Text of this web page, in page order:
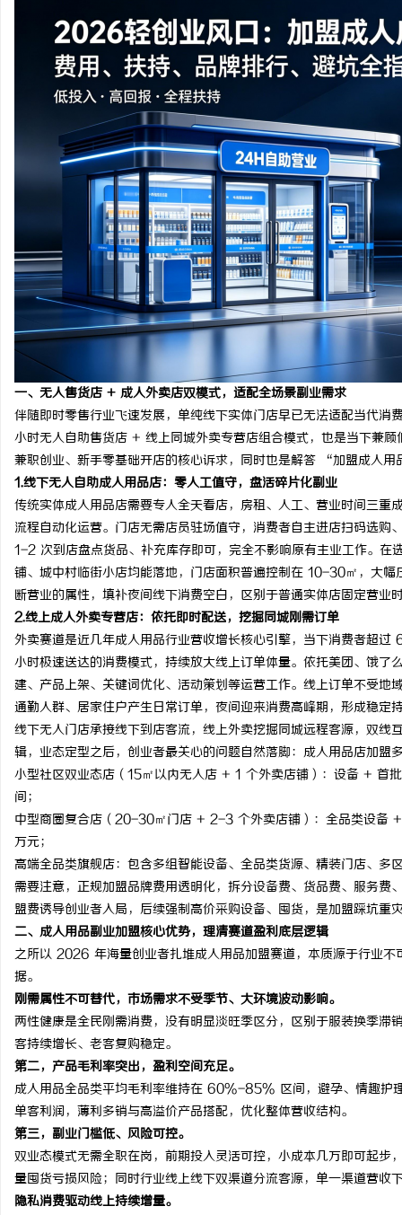
一、无人售货店 + 成人外卖店双模式，适配全场景副业需求
伴随即时零售行业飞速发展，单纯线下实体门店早已无法适配当代
小时无人自助售货店 + 线上同城外卖专营店组合模式，也是当下兼
兼职创业、新手零基础开店的核心诉求，同时也是解答 “加盟成人
1.线下无人自助成人用品店：零人工值守，盘活碎片化副业
传统实体成人用品店需要专人全天看店，房租、人工、营业时间三
流程自动化运营。门店无需店员驻场值守，消费者自主进店扫码选
1-2 次到店盘点货品、补充库存即可，完全不影响原有主业工作。在
铺、城中村临街小店均能落地，门店面积普遍控制在 10-30㎡，大
断营业的属性，填补夜间线下消费空白，区别于普通实体店固定营业
2.线上成人外卖专营店：依托即时配送，挖掘同城刚需订单
外卖赛道是近几年成人用品行业营收增长核心引擎，当下消费者超
小时极速送达的消费模式，持续放大线上订单体量。依托美团、饿
建、产品上架、关键词优化、活动策划等运营工作。线上订单不受
通勤人群、居家住户产生日常订单，夜间迎来消费高峰期，形成稳定
线下无人门店承接线下到店客流，线上外卖挖掘同城远程客源，双
辑，业态定型之后，创业者最关心的问题自然落脚：成人用品店加
小型社区双业态店（15㎡以内无人店 + 1 个外卖店铺）：设备 +
间；
中型商圈复合店（20-30㎡门店 + 2-3 个外卖店铺）：全品类设
万元；
高端全品类旗舰店：包含多组智能设备、全品类货源、精装门店、多
需要注意，正规加盟品牌费用透明化，拆分设备费、货品费、服务
盟费诱导创业者入局，后续强制高价采购设备、囤货，是加盟踩坑重
二、成人用品副业加盟核心优势，理清赛道盈利底层逻辑
之所以 2026 年海量创业者扎堆成人用品加盟赛道，本质源于行业
据。
刚需属性不可替代，市场需求不受季节、大环境波动影响。
两性健康是全民刚需消费，没有明显淡旺季区分，区别于服装换季
客持续增长、老客复购稳定。
第二，产品毛利率突出，盈利空间充足。
成人用品全品类平均毛利率维持在 60%-85% 区间，避孕、情趣护
单客利润，薄利多销与高溢价产品搭配，优化整体营收结构。
第三， 副业门槛低、风险可控。
双业态模式无需全职在岗，前期投入灵活可控，小成本几万即可起
量囤货亏损风险；同时行业线上线下双渠道分流客源，单一渠道营收
隐私消费驱动线上持续增量。
年新能源轻卡续航能力对比推荐：5大
流平台三维解析
贝净 AC 国际医疗实验
全解析